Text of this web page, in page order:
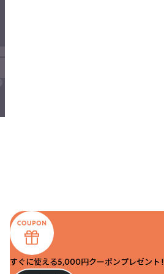
すぐに使える5,000円クーポンプレゼント！